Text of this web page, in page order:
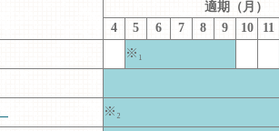
適期（月）
4
5 6 7 8 9 10 11
※₁
※₂